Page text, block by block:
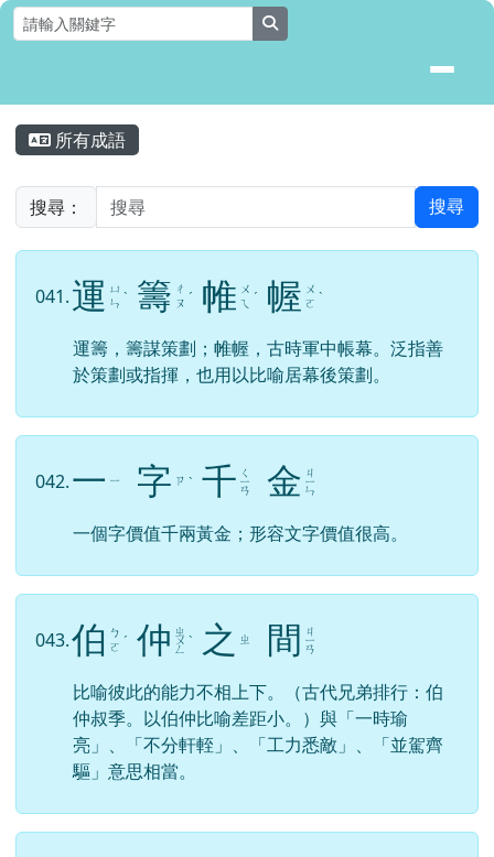
跳至主內容區
花蓮縣壽豐鄉月眉國民小學全球資
主內容區域
所有成語
搜尋： 搜尋
041.運 ㄩ
ㄣ ˋ 籌 ㄔ
ㄡ ˊ 帷 ㄨ
ㄟ
ˊ 幄 ㄨ
ㄛ ˋ
運籌，籌謀策劃；帷幄，古時軍中帳幕。泛指善
於策劃或指揮，也用以比喻居幕後策劃。
042.一 ㄧ 字 ㄗ ˋ 千 ㄑ
ㄧ
ㄢ 金 ㄐ
ㄧ
ㄣ
一個字價值千兩黃金；形容文字價值很高。
043.伯 ㄅ
ㄛ ˊ 仲 ㄓ
ㄨ
ㄥ
ˋ 之 ㄓ 間 ㄐ
ㄧ
ㄢ
比喻彼此的能力不相上下。（古代兄弟排行：伯
仲叔季。以伯仲比喻差距小。）與「一時瑜
亮」、「不分軒輊」、「工力悉敵」、「並駕齊
驅」意思相當。
頁尾區域